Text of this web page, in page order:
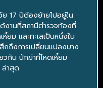
17 ปีต้องย้ายไปอยู่ใน
งานที่สถานีตำรวจท้องที่
ยม และทะเลเป็นหนึ่งใน
กถึงการเปลี่ยนแปลงบาง
วกัน นักฆ่าที่โหดเหี้ยม
ล่าสุด